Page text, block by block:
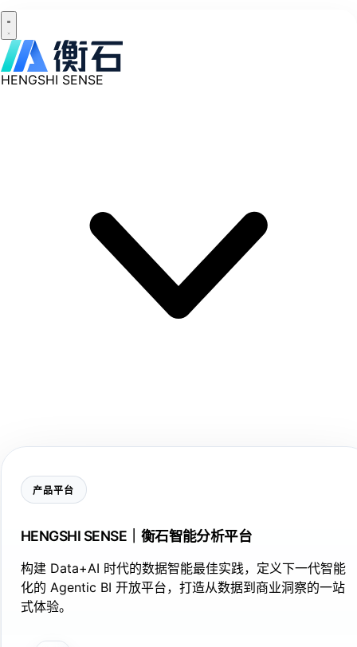
HENGSHI SENSE
产品平台
HENGSHI SENSE｜衡石智能分析平台
构建 Data+AI 时代的数据智能最佳实践，定义下一代智能
化的 Agentic BI 开放平台，打造从数据到商业洞察的一站
式体验。